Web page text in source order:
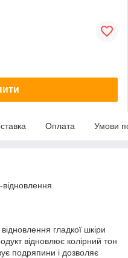
Оплата Умови
гладкої шкіри
відновлює колірний тон
подряпини і дозволяє